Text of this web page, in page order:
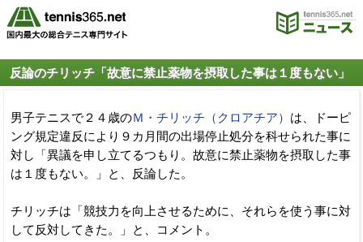
反論のチリッチ「故意に禁止薬物を摂取した事は１度もない」
男子テニスで２４歳のＭ・チリッチ（クロアチア） は、ドーピ
ング規定違反により９カ月間の出場停止処分を科せられた事に
対し「異議を申し立てるつもり。故意に禁止薬物を摂取した事
は１度もない。」と、反論した。
チリッチは「競技力を向上させるために、それらを使う事に対
して反対してきた。」と、コメント。